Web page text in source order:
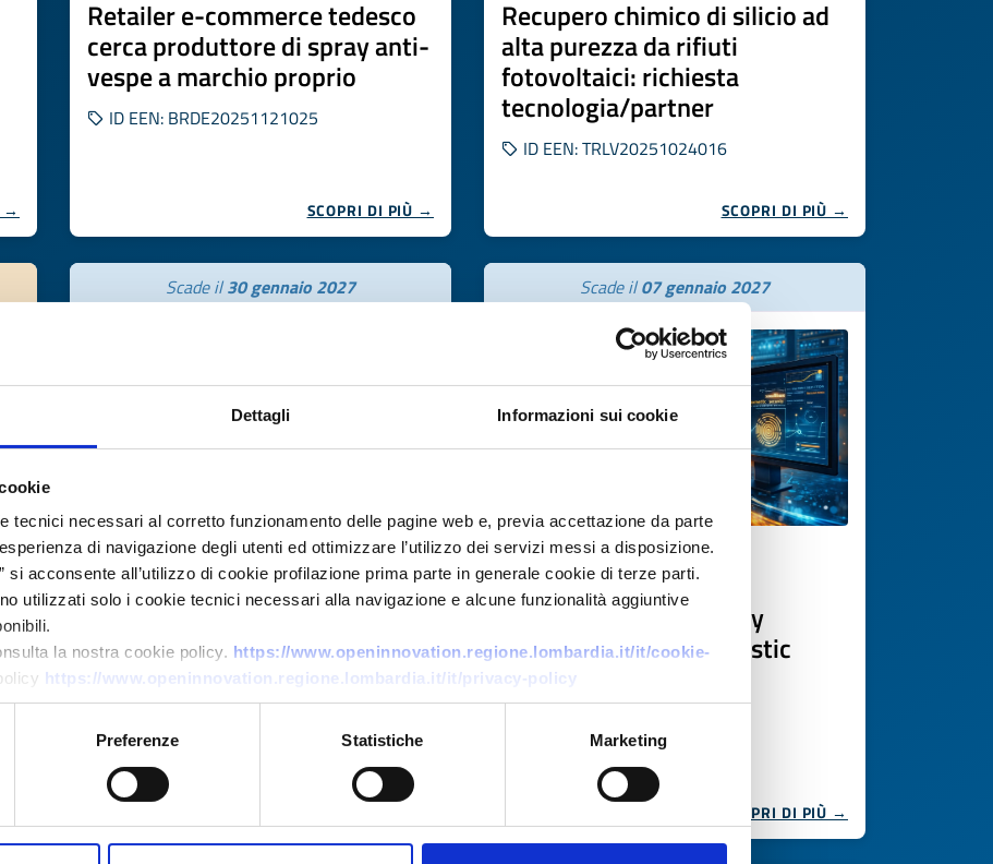
Dettagli Informazioni sui cookie
tecnici necessari al corretto funzionamento delle pagine web e, previa accettazione da parte
di navigazione degli utenti ed ottimizzare l’utilizzo dei servizi messi a disposizione.
si acconsente all’utilizzo di cookie profilazione prima parte in generale cookie di terze parti.
utilizzati solo i cookie tecnici necessari alla navigazione e alcune funzionalità aggiuntive
la nostra cookie policy. https://www.openinnovation.regione.lombardia.it/it/cookie-
https://www.openinnovation.regione.lombardia.it/it/privacy-policy
Preferenze Statistiche Marketing
→
Retailer e-commerce tedesco
cerca produttore di spray anti-
vespe a marchio proprio
ID EEN: BRDE20251121025
SCOPRI DI PIÙ →
Recupero chimico di silicio ad
alta purezza da rifiuti
fotovoltaici: richiesta
tecnologia/partner
ID EEN: TRLV20251024016
SCOPRI DI PIÙ →
Scade il30 gennaio 2027
Offerta di tecnologia
Radar di imaging ad alta
risoluzione/precisione per
automotive, aerospace e
security
ID EEN: TOGB20251127006
Scade il07 gennaio 2027
Offerta di tecnologia
Quantum cybersecurity
software vendor-agnostic
ID EEN: TOMT20251229002
SCOPRI DI PIÙ →